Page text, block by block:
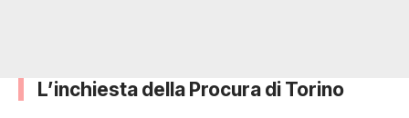
L’inchiesta della Procura di Torino